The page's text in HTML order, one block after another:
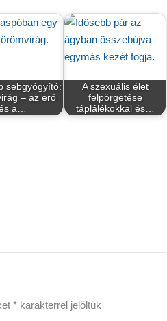
sebgyógyító:
– az erő
a…
A szexuális élet
felpörgetése
táplálékokkal és…
* karakterrel jelöltük